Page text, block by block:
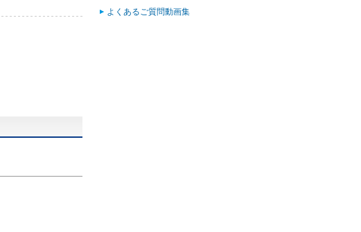
よくあるご質問動画集